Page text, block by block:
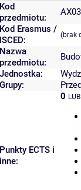
Kod
przedmiotu:
Kod Erasmus /
ISCED:
(brak
Nazwa
przedmiotu:
Jednostka:
Grupy:
Punkty ECTS i
inne:
0 LUB